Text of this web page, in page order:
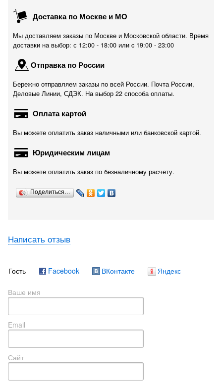
Доставка по Москве и МО
Мы доставляем заказы по Москве и Московской области. Время
доставки на выбор: с 12:00 - 18:00 или c 19:00 - 23:00
Отправка по России
Бережно отправляем заказы по всей России. Почта России,
Деловые Линии, СДЭК. На выбор 22 способа оплаты.
Оплата картой
Вы можете оплатить заказ наличными или банковской картой.
Юридическим лицам
Вы можете оплатить заказ по безналичному расчету.
Поделиться…
Написать отзыв
Гость Facebook ВКонтакте Яндекс
Ваше имя
Email
Сайт